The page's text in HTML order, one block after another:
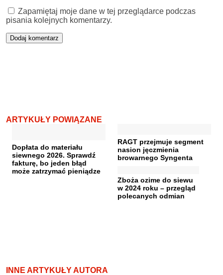
Zapamiętaj moje dane w tej przeglądarce podczas
pisania kolejnych komentarzy.
ARTYKUŁY POWIĄZANE
Dopłata do materiału
siewnego 2026. Sprawdź
fakturę, bo jeden błąd
może zatrzymać pieniądze
RAGT przejmuje segment
nasion jęczmienia
browarnego Syngenta
Zboża ozime do siewu
w 2024 roku – przegląd
polecanych odmian
INNE ARTYKUŁY AUTORA